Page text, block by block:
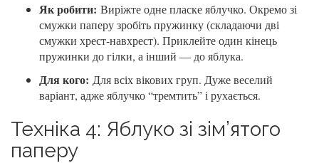
Як робити: Виріжте одне пласке яблучко. Окремо зі
смужки паперу зробіть пружинку (складаючи дві
смужки хрест-навхрест). Приклейте один кінець
пружинки до гілки, а інший — до яблука.
Для кого: Для всіх вікових груп. Дуже веселий
варіант, адже яблучко “тремтить” і рухається.
Техніка 4: Яблуко зі зім’ятого
паперу